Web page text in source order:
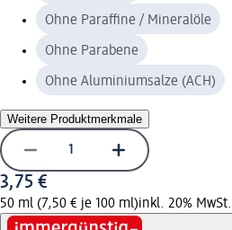
Ohne Paraffine / Mineralöle
Ohne Parabene
Ohne Aluminiumsalze (ACH)
Weitere Produktmerkmale
3,75 €
50 ml (7,50 € je 100 ml)inkl. 20%